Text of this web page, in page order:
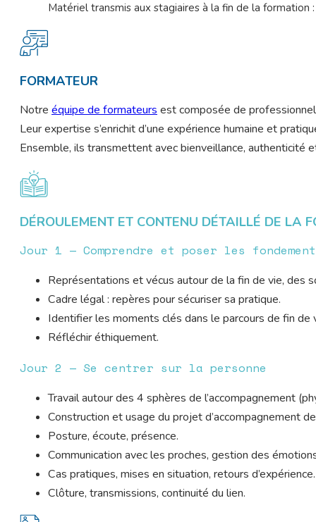
Matériel transmis aux stagiaires à la fin de la
FORMATEUR
Notre équipe de formateursest composée de
Leur expertise s’enrichit d’une expérience humaine et
Ensemble, ils transmettent avec bienveillance, authenticité
DÉROULEMENT ET CONTENU DÉTAILLÉ DE LA
Jour 1 — Comprendre et poser les
Représentations et vécus autour de la fin de vie, des
Cadre légal : repères pour sécuriser sa pratique.
Identifier les moments clés dans le parcours de fin de
Réfléchir éthiquement.
Jour 2 — Se centrer sur la personne
Travail autour des 4 sphères de l’accompagnement
Construction et usage du projet d’accompagnement
Posture, écoute, présence.
Communication avec les proches, gestion des
Cas pratiques, mises en situation, retours d’expérience.
Clôture, transmissions, continuité du lien.